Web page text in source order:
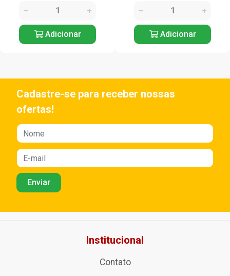
Adicionar Adicionar
Cadastre-se para receber nossas
ofertas!
Institucional
Contato